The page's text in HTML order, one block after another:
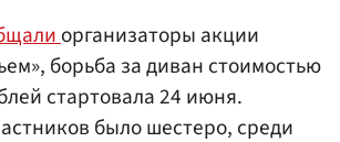
организаторы акции
борьба за диван стоимостью
стартовала 24 июня.
было шестеро, среди